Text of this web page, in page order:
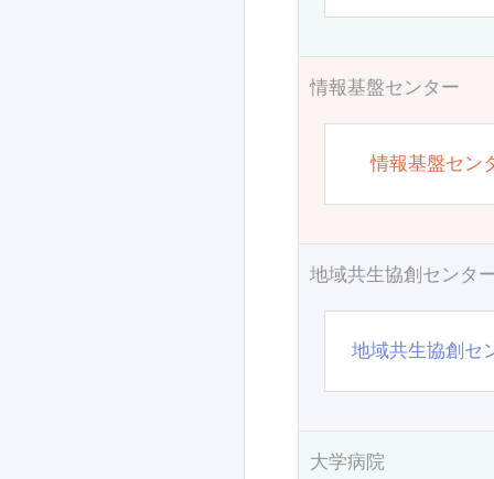
情報基盤センター
情報基盤セン
地域共生協創センタ
地域共生協創セ
大学病院